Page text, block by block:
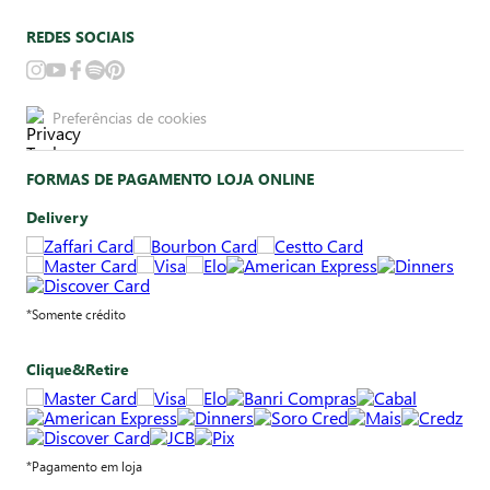
REDES SOCIAIS
Preferências de cookies
FORMAS DE PAGAMENTO LOJA ONLINE
Delivery
*Somente crédito
Clique&Retire
*Pagamento em loja